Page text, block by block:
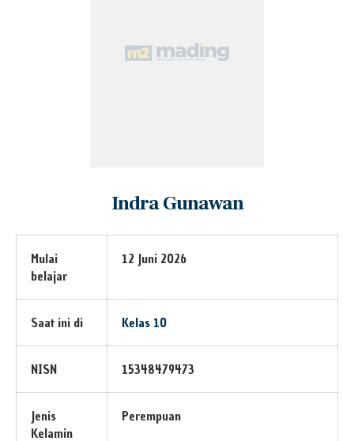
Indra Gunawan
Mulai
belajar
12 Juni 2026
Saat ini di Kelas 10
NISN 15348479473
Jenis
Kelamin
Perempuan